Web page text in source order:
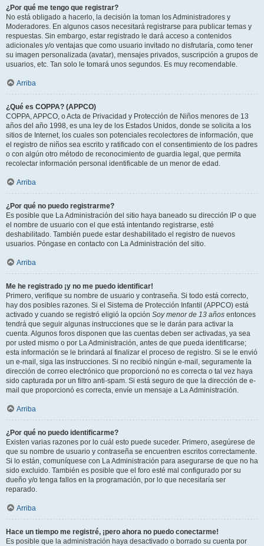
¿Por qué me tengo que registrar?
No está obligado a hacerlo, la decisión la toman los Administradores y
Moderadores. En algunos casos necesitará registrarse para publicar temas y
respuestas. Sin embargo, estar registrado le dará acceso a contenidos
adicionales y/o ventajas que como usuario invitado no disfrutaría, como tener
su imagen personalizada (avatar), mensajes privados, suscripción a grupos de
usuarios, etc. Tan solo le tomará unos segundos. Es muy recomendable.
Arriba
¿Qué es COPPA? (APPCO)
COPPA, APPCO, o Acta de Privacidad y Protección de Niños menores de 13
años del año 1998, es una ley de los Estados Unidos, donde se solicita a los
sitios de Internet, los cuales son potenciales recolectores de información, que
el registro de niños sea escrito y ratificado con el consentimiento de los padres
o con algún otro método de reconocimiento de guardia legal, que permita
recolectar información personal identificable de un menor de edad.
Arriba
¿Por qué no puedo registrarme?
Es posible que La Administración del sitio haya baneado su dirección IP o que
el nombre de usuario con el que está intentando registrarse, esté
deshabilitado. También puede estar deshabilitado el registro de nuevos
usuarios. Póngase en contacto con La Administración del sitio.
Arriba
Me he registrado ¡y no me puedo identificar!
Primero, verifique su nombre de usuario y contraseña. Si todo está correcto,
hay dos posibles razones. Si el Sistema de Protección Infantil (APPCO) está
activado y cuando se registró eligió la opción Soy menor de 13 años entonces
tendrá que seguir algunas instrucciones que se le darán para activar la
cuenta. Algunos foros disponen que las cuentas deben ser activadas, ya sea
por usted mismo o por La Administración, antes de que pueda identificarse;
esta información se le brindará al finalizar el proceso de registro. Si se le envió
un e-mail, siga las instrucciones. Si no recibió ningún e-mail, seguramente la
dirección de correo electrónico que proporcionó no es correcta o tal vez haya
sido capturada por un filtro anti-spam. Si está seguro de que la dirección de e-
mail que proporcionó es correcta, envíe un mensaje a La Administración.
Arriba
¿Por qué no puedo identificarme?
Existen varias razones por lo cuál esto puede suceder. Primero, asegúrese de
que su nombre de usuario y contraseña se encuentren escritos correctamente.
Si lo están, comuníquese con La Administración para asegurarse de que no ha
sido excluido. También es posible que el foro esté mal configurado por su
dueño y/o tenga fallos en la programación, por lo que necesitaría ser
reparado.
Arriba
Hace un tiempo me registré, ¡pero ahora no puedo conectarme!
Es posible que la administración haya desactivado o borrado su cuenta por